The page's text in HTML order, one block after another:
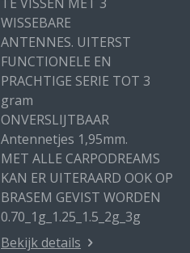
WISSEBARE
ANTENNES. UITERST
FUNCTIONELE EN
PRACHTIGE SERIE TOT 3
gram
ONVERSLIJTBAAR
Antennetjes 1,95mm.
MET ALLE CARPODREAMS
KAN ER UITERAARD OOK OP
BRASEM GEVIST WORDEN
0.70_1g_1.25_1.5_2g_3g
Bekijk details